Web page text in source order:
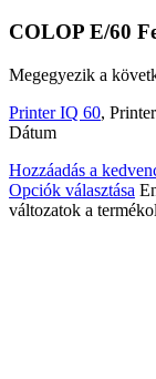
COLOP E/60
Megegyezik a
Printer IQ 60,
Dátum
Hozzáadás a
Opciók választása
változatok a